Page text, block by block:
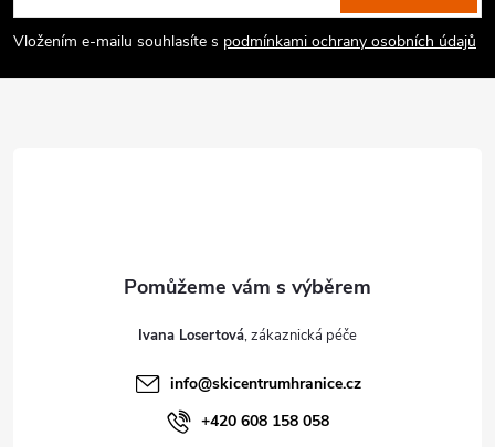
Vložením e-mailu souhlasíte s podmínkami ochrany osobních údajů
Ivana Losertová
info@skicentrumhranice.cz
+420 608 158 058